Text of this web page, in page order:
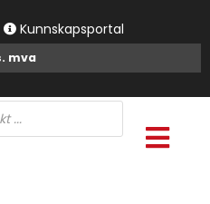
Kunnskapsportal